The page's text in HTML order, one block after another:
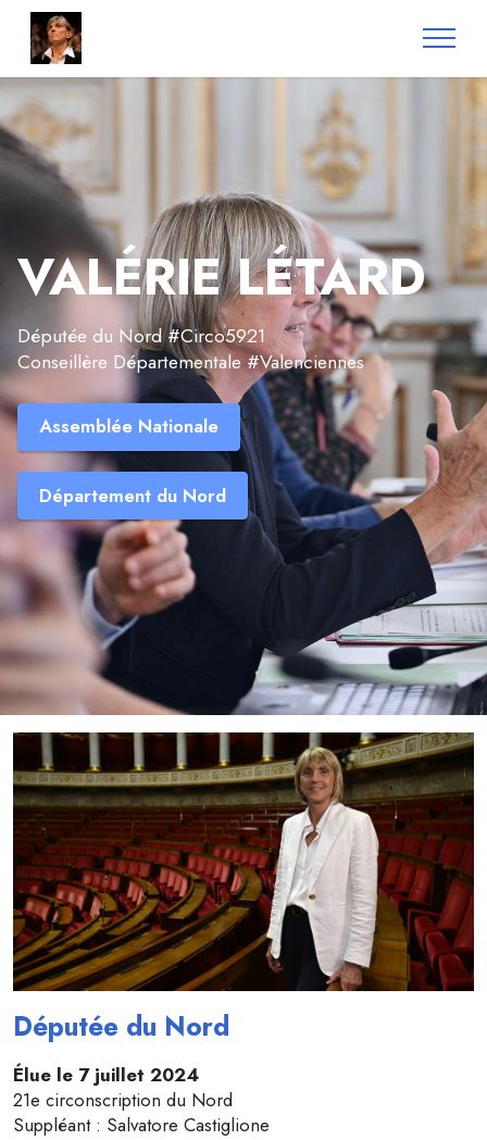
VALÉRIE LÉTARD
Députée du Nord #Circo5921
Conseillère Départementale #Valenciennes
Assemblée Nationale
Département du Nord
Députée du Nord
Élue le 7 juillet 2024
21e circonscription du Nord
Suppléant : Salvatore Castiglione